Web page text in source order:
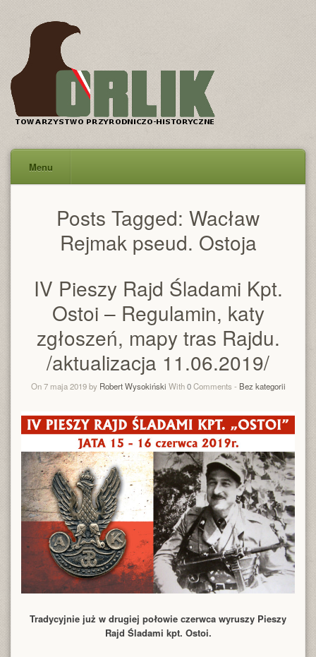
Menu
Posts Tagged: Wacław
Rejmak pseud. Ostoja
IV Pieszy Rajd Śladami Kpt.
Ostoi – Regulamin, katy
zgłoszeń, mapy tras Rajdu.
/aktualizacja 11.06.2019/
On 7 maja 2019 by Robert Wysokiński With0Comments - Bez kategorii
Tradycyjnie już w drugiej połowie czerwca wyruszy Pieszy
Rajd Śladami kpt. Ostoi.